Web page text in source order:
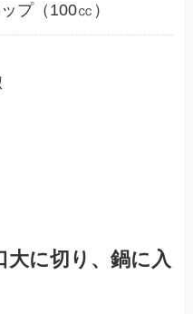
プ（100㏄）
大に切り、鍋に入